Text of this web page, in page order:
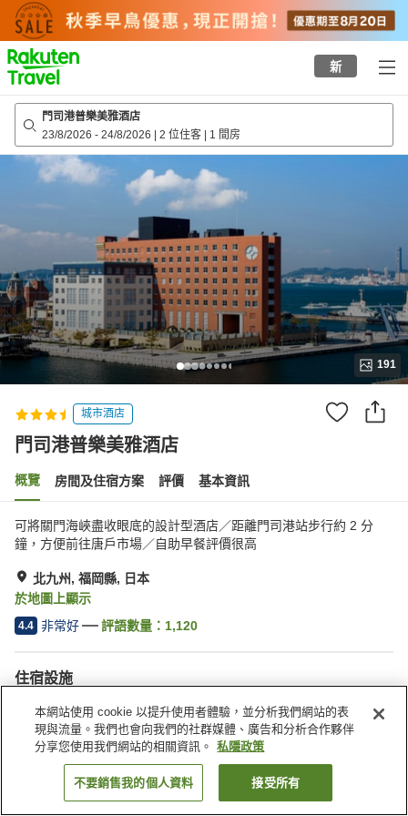
to
top
page
新
門司港普樂美雅酒店
23/8/2026 - 24/8/2026 | 2 位住客 | 1 間房
191
城市酒店
門司港普樂美雅酒店
概覽 房間及住宿方案 評價 基本資訊
可將關門海峽盡收眼底的設計型酒店／距離門司港站步行約 2 分
鐘，方便前往唐戶市場／自助早餐評價很高
北九州, 福岡縣, 日本
於地圖上顯示
4.4 非常好 評語數量： 1,120
住宿設施
Wi-Fi
停車場
步行 5 分鐘可到車站
餐廳
找客房
本網站使用 cookie 以提升使用者體驗，並分析我們網站的表
現與流量。我們也會向我們的社群媒體、廣告和分析合作夥伴
分享您使用我們網站的相關資訊。
私隱政策
不要銷售我的個人資料 接受所有